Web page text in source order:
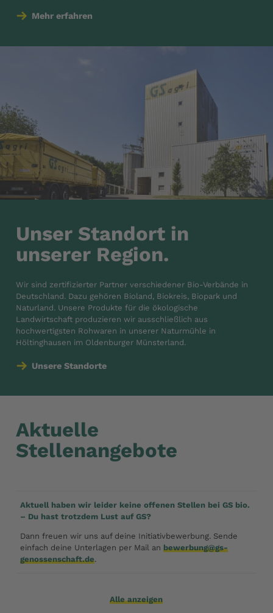
Mehr erfahren
Unser Standort in
unserer Region.
Wir sind zertifizierter Partner verschiedener Bio-Verbände in
Deutschland. Dazu gehören Bioland, Biokreis, Biopark und
Naturland. Unsere Produkte für die ökologische
Landwirtschaft produzieren wir ausschließlich aus
hochwertigsten Rohwaren in unserer Naturmühle in
Höltinghausen im Oldenburger Münsterland.
Unsere Standorte
Aktuelle
Stellenangebote
Aktuell haben wir leider keine offenen Stellen bei GS bio.
– Du hast trotzdem Lust auf GS?
Dann freuen wir uns auf deine Initiativbewerbung. Sende
einfach deine Unterlagen per Mail an bewerbung@gs-
genossenschaft.de.
Alle anzeigen